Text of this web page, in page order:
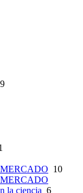
10
la ciencia 6